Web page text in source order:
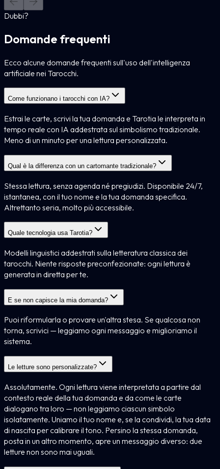
Dubbi?
Domande frequenti
Ecco alcune domande frequenti sull'uso dell'intelligenza
artificiale nei Tarocchi.
Come funzionano i tarocchi con IA?
Estrai le carte, scrivi la tua domanda e Tarotia le interpreta in
tempo reale con IA addestrata sul simbolismo tradizionale.
Meno di un minuto per una lettura personalizzata.
Qual è la differenza con un cartomante tradizionale?
Stessa lettura, senza agenda né pregiudizi. Disponibile 24/7,
istantanea, con il tuo nome e la tua domanda specifica.
Altrettanto seria, molto più accessibile.
Quale tecnologia usa Tarotia?
Modelli linguistici addestrati sulla letteratura classica dei
tarocchi. Niente risposte preconfezionate: ogni lettura è
generata in diretta per te.
E se non capisce la mia domanda?
Puoi riformularla o provare un'altra stesa. Se qualcosa non
torna, scrivici — leggiamo ogni messaggio e miglioriamo il
sistema.
Le letture sono personalizzate?
Assolutamente. Ogni lettura viene interpretata a partire dal
contesto reale della tua domanda e da come le carte
dialogano tra loro — non leggiamo ciascun simbolo
isolatamente. Uniamo il tuo nome e, se la condividi, la tua data
di nascita per calibrare il tono. Persino la stessa domanda,
posta in un altro momento, apre un messaggio diverso: due
letture non sono mai uguali.